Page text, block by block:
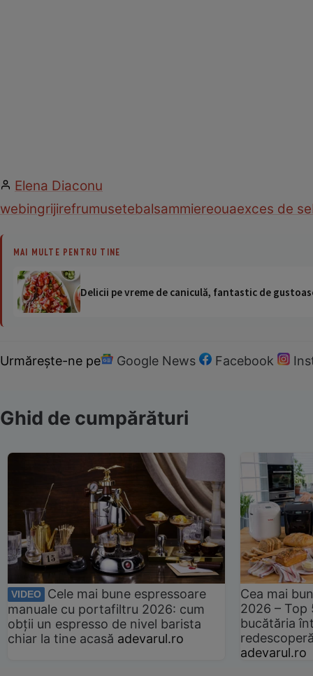
Elena Diaconu
webingrijirefrumusetebalsammiereouaexces de
MAI MULTE PENTRU TINE
Delicii pe vreme de caniculă, fantastic de
Urmărește-ne pe Google News Facebook
Ghid de cumpărături
VIDEO
Cele mai bune espressoare
manuale cu portafiltru 2026: cum
obții un espresso de nivel barista
chiar la tine acasă adevarul.ro
Cea mai
2026 –
bucătăria
adevarul.ro